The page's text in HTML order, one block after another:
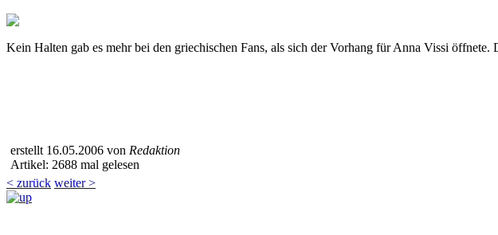
Kein Halten gab es mehr bei den griechischen Fans, als sich der Vorhang für Anna Vissi
erstellt 16.05.2006 von Redaktion
Artikel: 2688 mal gelesen
< zurück weiter >